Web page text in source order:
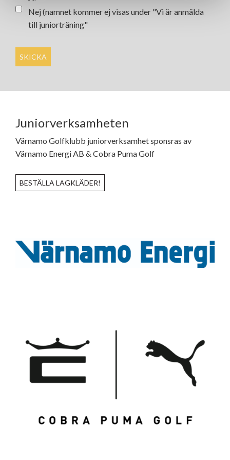
Nej (namnet kommer ej visas under "Vi är anmälda
till juniorträning"
Juniorverksamheten
Värnamo Golfklubb juniorverksamhet sponsras av
Värnamo Energi AB & Cobra Puma Golf
BESTÄLLA LAGKLÄDER!